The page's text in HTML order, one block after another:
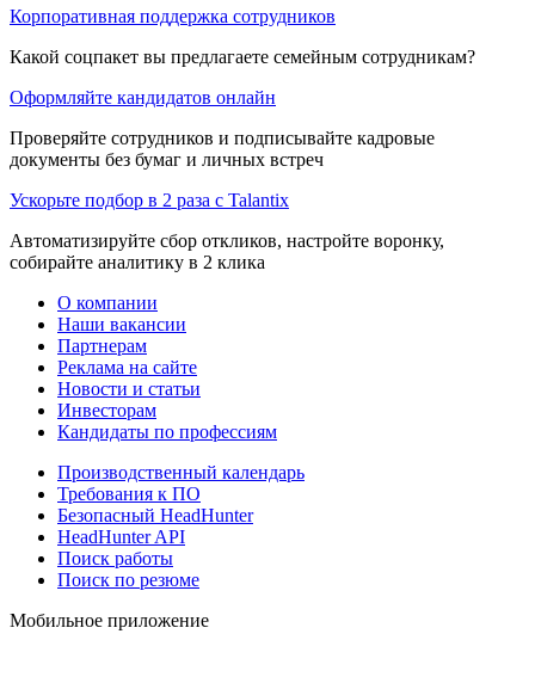
Корпоративная поддержка сотрудников
Какой соцпакет вы предлагаете семейным сотрудникам?
Оформляйте кандидатов онлайн
Проверяйте сотрудников и подписывайте кадровые
документы без бумаг и личных встреч
Ускорьте подбор в 2 раза с Talantix
Автоматизируйте сбор откликов, настройте воронку,
собирайте аналитику в 2 клика
О компании
Наши вакансии
Партнерам
Реклама на сайте
Новости и статьи
Инвесторам
Кандидаты по профессиям
Производственный календарь
Требования к ПО
Безопасный HeadHunter
HeadHunter API
Поиск работы
Поиск по резюме
Мобильное приложение